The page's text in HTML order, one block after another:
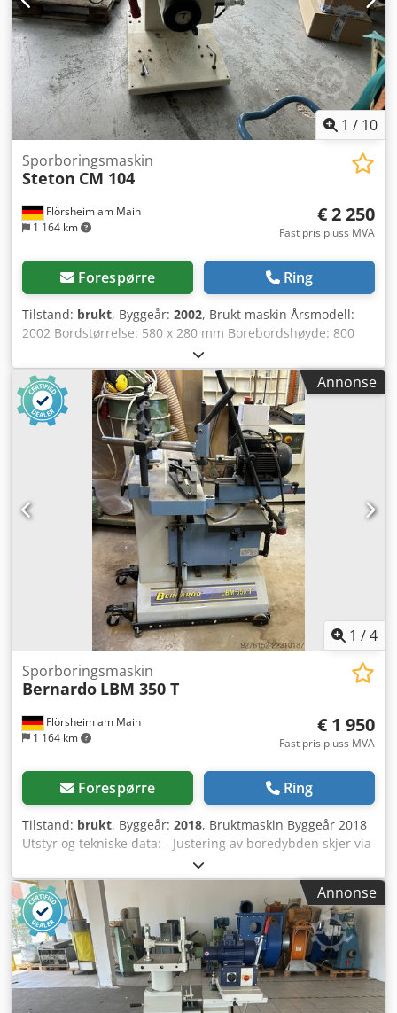
1 / 10
Flörsheim am Main
1 164 km
Sporboringsmaskin
Steton CM 104
€ 2 250
Fast pris pluss MVA
Forespørre Ring
Tilstand: brukt, Byggeår: 2002, Brukt maskin Årsmodell:
2002 Bordstørrelse: 580 x 280 mm Borebordshøyde: 800
mm Codozk Nupjpfx Af Dsrf Bordybde: 150 mm
Borelengde: 225 mm med Wescott-borchuck 0-20 mm
Høydejustering: 120 mm Svingområde boreaggregat: 2 x
45° med 2 eksenterspenner med enhåndsbetjening med
dybelbore-enhet med måleur i håndhjulet med digital
visning med 2 hastigheter 1400 og 2800 o/min med
kjøreanordning LxBxH 850x1000x1050 mm Vekt ca. 240 kg
Tilgjengelighet: kort varsel Lagersted: Flörsheim
Annonse
1 /4
Flörsheim am Main
1 164 km
Sporboringsmaskin
Bernardo LBM 350 T
€ 1 950
Fast pris pluss MVA
Forespørre Ring
Tilstand: brukt, Byggeår: 2018, Bruktmaskin Byggeår 2018
Utstyr og tekniske data: - Justering av boredybden skjer via
vedlikeholdsfri lineærføring - Effektivt og økonomisk arbeid
takket være hurtighevingssystemet, tungvint sveiving er
ikke nødvendig - Lettgående og trinnløs justerbar
boreenhet - Høydejustering med finjustering og gassfjær
for vektutjevning - Tverrveis- og høydejustering med skala
og justerbare stoppere - Vibrasjonsfritt arbeid takket være
robust stålkonstruksjon - Boredybden kan justeres ved
hjelp av skala og stopper - Borehodehøydejusteringen kan
Annonse